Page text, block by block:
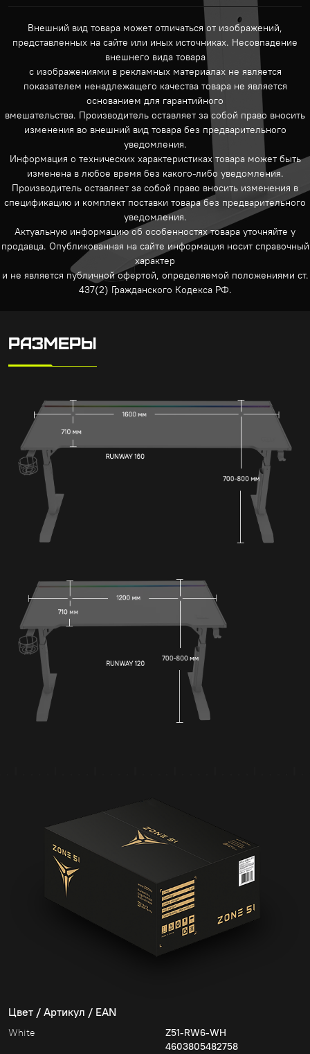
Внешний вид товара может отличаться от изображений,
представленных на сайте или иных источниках. Несовпадение
внешнего вида товара
с изображениями в рекламных материалах не является
показателем ненадлежащего качества товара не является
основанием для гарантийного
вмешательства. Производитель оставляет за собой право вносить
изменения во внешний вид товара без предварительного
уведомления.
Информация о технических характеристиках товара может быть
изменена в любое время без какого-либо уведомления.
Производитель оставляет за собой право вносить изменения в
спецификацию и комплект поставки товара без предварительного
уведомления.
Актуальную информацию об особенностях товара уточняйте у
продавца. Опубликованная на сайте информация носит справочный
характер
и не является публичной офертой, определяемой положениями ст.
437(2) Гражданского Кодекса РФ.
РАЗМЕРЫ
Цвет / Артикул / EAN
White
Z51-RW6-WH
4603805482758